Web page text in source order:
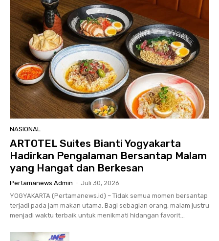
NASIONAL
ARTOTEL Suites Bianti Yogyakarta
Hadirkan Pengalaman Bersantap Malam
yang Hangat dan Berkesan
Pertamanews.admin - Juli 30, 2026
YOGYAKARTA (Pertamanews.id) – Tidak semua momen bersantap
terjadi pada jam makan utama. Bagi sebagian orang, malam justru
menjadi waktu terbaik untuk menikmati hidangan favorit...